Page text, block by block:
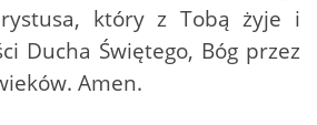
który z Tobą żyje i
Ducha Świętego, Bóg przez
Amen.